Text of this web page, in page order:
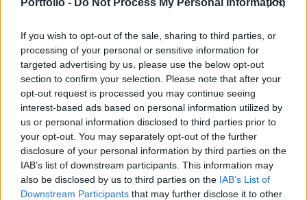
If you wish to opt-out of the sale, sharing to third parties, or
processing of your personal or sensitive information for
targeted advertising by us, please use the below opt-out
section to confirm your selection. Please note that after your
opt-out request is processed you may continue seeing
interest-based ads based on personal information utilized by
us or personal information disclosed to third parties prior to
your opt-out. You may separately opt-out of the further
disclosure of your personal information by third parties on the
IAB’s list of downstream participants. This information may
also be disclosed by us to third parties on the IAB’s List of
Downstream Participants that may further disclose it to other
kedvezményes kamatozású kölcsönökre
programokat.
Az Európai Bizottság az EK-Szerződés állami
támogatásokra vonatkozó szabályai értelmében
engedélyezett két, vállalkozásoknak szánt támogatási
intézkedést, amelyet Magyarország a jelenlegi gazdasági
válság kezelése érdekében helyezett kilátásba. Az első
intézkedésnek köszönhetően 2009 és 2010 folyamán
legfeljebb 500 000 euró összegű támogatás nyújtására
nyílik...